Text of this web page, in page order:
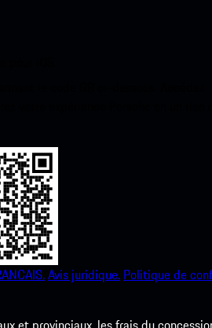
Avis juridique. Politique de